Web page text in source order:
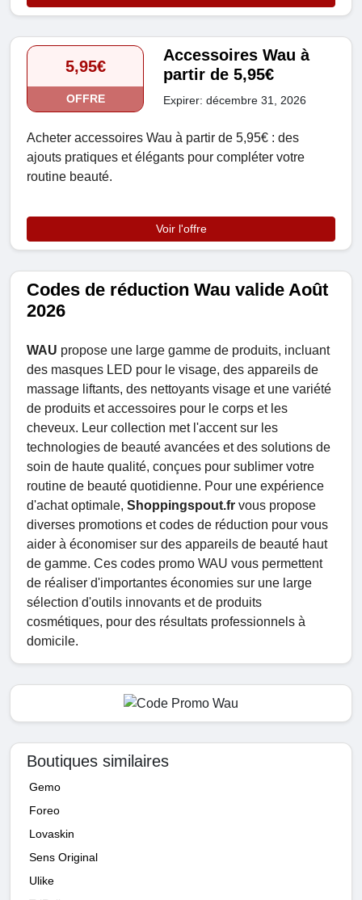
5,95€
OFFRE
Accessoires Wau à
partir de 5,95€
Expirer: décembre 31, 2026
Acheter accessoires Wau à partir de 5,95€ : des
ajouts pratiques et élégants pour compléter votre
routine beauté.
Voir l'offre
Codes de réduction Wau valide Août
2026
WAU propose une large gamme de produits, incluant
des masques LED pour le visage, des appareils de
massage liftants, des nettoyants visage et une variété
de produits et accessoires pour le corps et les
cheveux. Leur collection met l'accent sur les
technologies de beauté avancées et des solutions de
soin de haute qualité, conçues pour sublimer votre
routine de beauté quotidienne. Pour une expérience
d'achat optimale, Shoppingspout.fr vous propose
diverses promotions et codes de réduction pour vous
aider à économiser sur des appareils de beauté haut
de gamme. Ces codes promo WAU vous permettent
de réaliser d'importantes économies sur une large
sélection d'outils innovants et de produits
cosmétiques, pour des résultats professionnels à
domicile.
Boutiques similaires
Gemo
Foreo
Lovaskin
Sens Original
Ulike